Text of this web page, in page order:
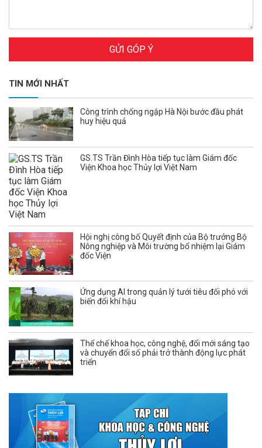
GỬI GÓP Ý
TIN MỚI NHẤT
Công trình chống ngập Hà Nội bước đầu phát
huy hiệu quả
GS.TS Trần Đình Hòa tiếp tục làm Giám đốc
Viện Khoa học Thủy lợi Việt Nam
Hội nghị công bố Quyết định của Bộ trưởng Bộ
Nông nghiệp và Môi trường bổ nhiệm lại Giám
đốc Viện
Ứng dụng AI trong quản lý tưới tiêu đối phó với
biến đổi khí hậu
Thể chế khoa học, công nghệ, đổi mới sáng tạo
và chuyển đổi số phải trở thành động lực phát
triển